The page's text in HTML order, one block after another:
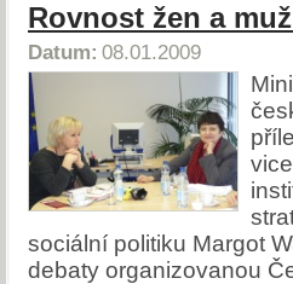
Rovnost žen a
Datum: 08.01.2009
sociální politiku Margot
debaty organizovanou